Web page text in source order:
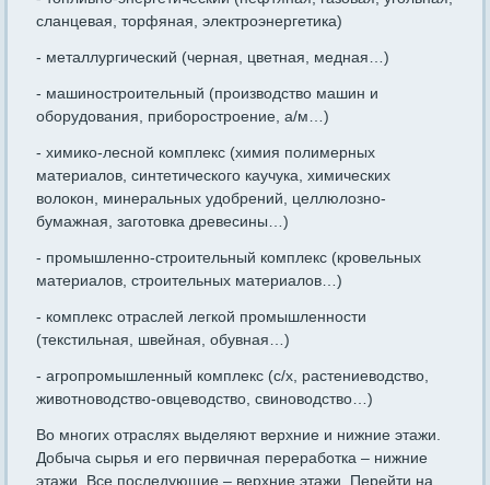
сланцевая, торфяная, электроэнергетика)
- металлургический (черная, цветная, медная…)
- машиностроительный (производство машин и
оборудования, приборостроение, а/м…)
- химико-лесной комплекс (химия полимерных
материалов, синтетического каучука, химических
волокон, минеральных удобрений, целлюлозно-
бумажная, заготовка древесины…)
- промышленно-строительный комплекс (кровельных
материалов, строительных материалов…)
- комплекс отраслей легкой промышленности
(текстильная, швейная, обувная…)
- агропромышленный комплекс (с/х, растениеводство,
животноводство-овцеводство, свиноводство…)
Во многих отраслях выделяют верхние и нижние этажи.
Добыча сырья и его первичная переработка – нижние
этажи. Все последующие – верхние этажи. Перейти на